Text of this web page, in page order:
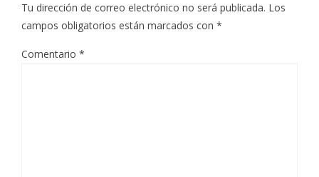
Tu dirección de correo electrónico no será publicada. Los
campos obligatorios están marcados con *
Comentario *